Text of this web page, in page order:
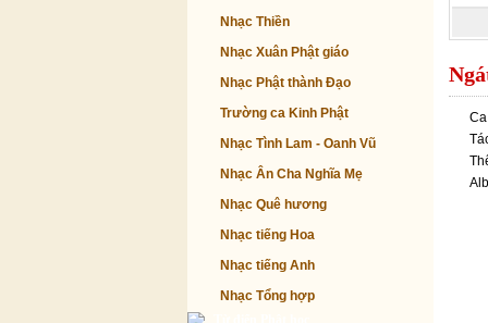
Nhạc Thiền
Nhạc Xuân Phật giáo
Nhạc Phật thành Đạo
Trường ca Kinh Phật
Nhạc Tình Lam - Oanh Vũ
Nhạc Ân Cha Nghĩa Mẹ
Nhạc Quê hương
Nhạc tiếng Hoa
Nhạc tiếng Anh
Nhạc Tổng hợp